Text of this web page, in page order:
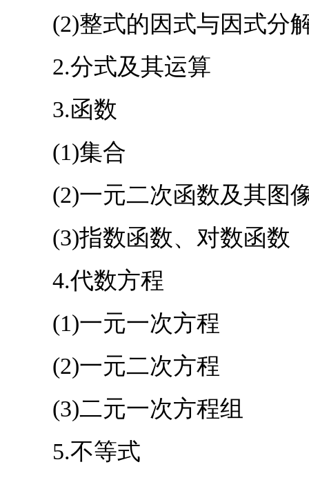
(2)整式的因式与因式分
2.分式及其运算
3.函数
(1)集合
(2)一元二次函数及其图
(3)指数函数、对数函数
4.代数方程
(1)一元一次方程
(2)一元二次方程
(3)二元一次方程组
5.不等式